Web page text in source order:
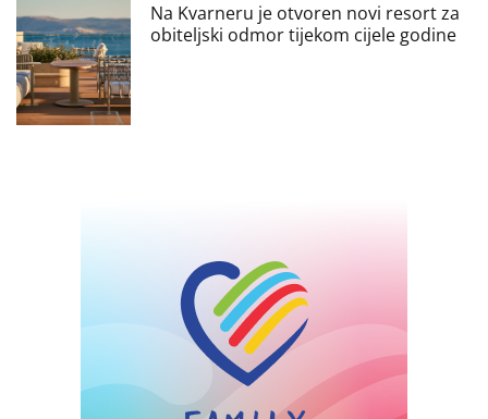
Na Kvarneru je otvoren novi resort za
obiteljski odmor tijekom cijele godine